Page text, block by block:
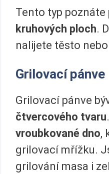
Tento typ
kruhových ploch.
nalijete těsto
Grilovací pánve
Grilovací pánve
čtvercového tvaru
vroubkované dno,
grilovací mřížku.
grilování masa i